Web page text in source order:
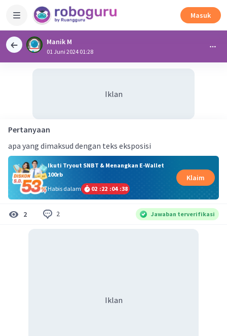
Masuk
Manik M
01 Juni 2024 01:28
Iklan
Pertanyaan
apa yang dimaksud dengan teks eksposisi
Ikuti Tryout SNBT & Menangkan E-Wallet
100rb
Habis dalam
02 :22 :04 :38
Klaim
2 2 Jawaban terverifikasi
Iklan